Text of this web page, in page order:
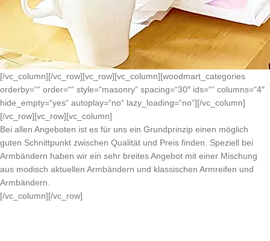
[/vc_column][/vc_row][vc_row][vc_column][woodmart_categories
orderby=““ order=““ style=“masonry“ spacing=“30″ ids=““ columns=“4″
hide_empty=“yes“ autoplay=“no“ lazy_loading=“no“][/vc_column]
[/vc_row][vc_row][vc_column]
Bei allen Angeboten ist es für uns ein Grundprinzip einen möglich
guten Schnittpunkt zwischen Qualität und Preis finden. Speziell bei
Armbändern haben wir ein sehr breites Angebot mit einer Mischung
aus modisch aktuellen Armbändern und klassischen Armreifen und
Armbändern.
[/vc_column][/vc_row]